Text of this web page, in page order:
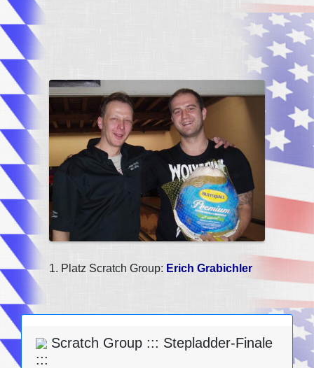
1. Platz Scratch Group: Erich Grabichler
Scratch Group ::: Stepladder-Finale
:::